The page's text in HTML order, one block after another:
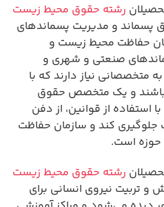
رشته حقوق محیط زیست
پسماند و مدیریت پسماندهای
حفاظت محیط زیست و
صنعتی و شهری و
متخصصانی نیاز دارند که با
باشند و یک متخصص حقوق
از قوانین، از دفن
جلوگیری کند و سازمان حفاظت
حوزه است.
رشته حقوق محیط زیست
و تربیت نیروی انسانی برای